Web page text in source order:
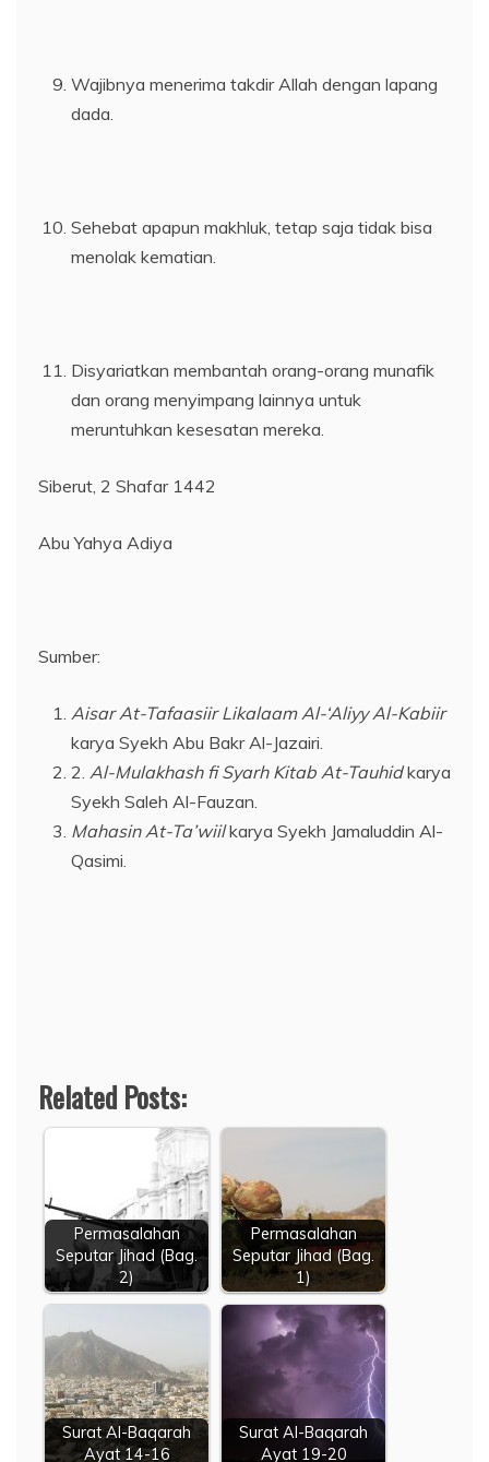
Wajibnya menerima takdir Allah dengan lapang
dada.
Sehebat apapun makhluk, tetap saja tidak bisa
menolak kematian.
Disyariatkan membantah orang-orang munafik
dan orang menyimpang lainnya untuk
meruntuhkan kesesatan mereka.
Siberut, 2 Shafar 1442
Abu Yahya Adiya
Sumber:
Aisar At-Tafaasiir Likalaam Al-‘Aliyy Al-Kabiir
karya Syekh Abu Bakr Al-Jazairi.
2. Al-Mulakhash fi Syarh Kitab At-Tauhidkarya
Syekh Saleh Al-Fauzan.
Mahasin At-Ta’wiilkarya Syekh Jamaluddin Al-
Qasimi.
Related Posts:
Permasalahan
Seputar Jihad (Bag.
2)
Permasalahan
Seputar Jihad (Bag.
1)
Surat Al-Baqarah
Ayat 14-16
Surat Al-Baqarah
Ayat 19-20